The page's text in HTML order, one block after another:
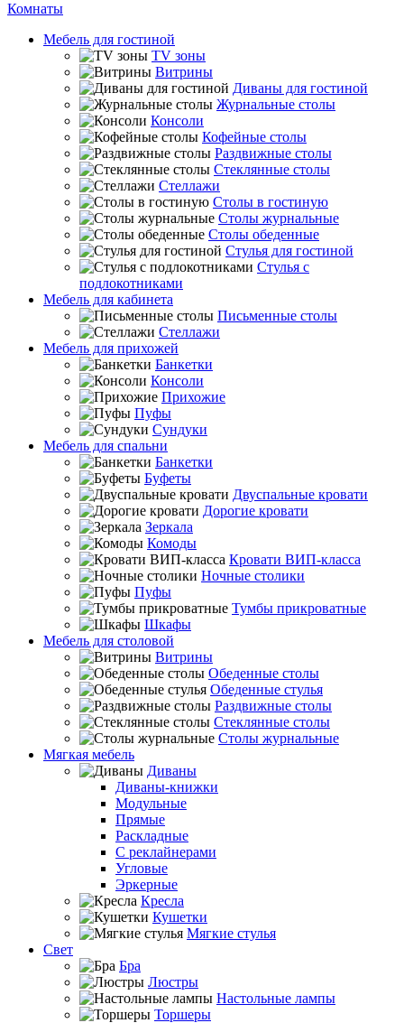
Комнаты
Мебель для гостиной
TV зоны
Витрины
Диваны для гостиной
Журнальные столы
Консоли
Кофейные столы
Раздвижные столы
Стеклянные столы
Стеллажи
Столы в гостиную
Столы журнальные
Столы обеденные
Стулья для гостиной
Стулья с
подлокотниками
Мебель для кабинета
Письменные столы
Стеллажи
Мебель для прихожей
Банкетки
Консоли
Прихожие
Пуфы
Сундуки
Мебель для спальни
Банкетки
Буфеты
Двуспальные кровати
Дорогие кровати
Зеркала
Комоды
Кровати ВИП-класса
Ночные столики
Пуфы
Тумбы прикроватные
Шкафы
Мебель для столовой
Витрины
Обеденные столы
Обеденные стулья
Раздвижные столы
Стеклянные столы
Столы журнальные
Мягкая мебель
Диваны
Диваны-книжки
Модульные
Прямые
Раскладные
С реклайнерами
Угловые
Эркерные
Кресла
Кушетки
Мягкие стулья
Свет
Бра
Люстры
Настольные лампы
Торшеры